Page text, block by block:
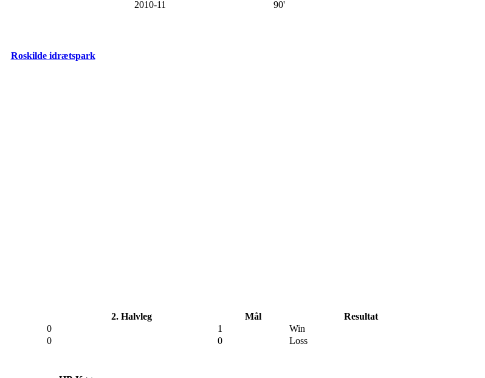
2010-11 90'
Roskilde idrætspark
2. Halvleg Mål
Resultat
0 1
Win
0 0 Loss